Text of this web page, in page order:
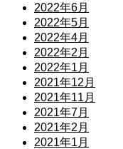
2022年6月
2022年5月
2022年4月
2022年2月
2022年1月
2021年12月
2021年11月
2021年7月
2021年2月
2021年1月